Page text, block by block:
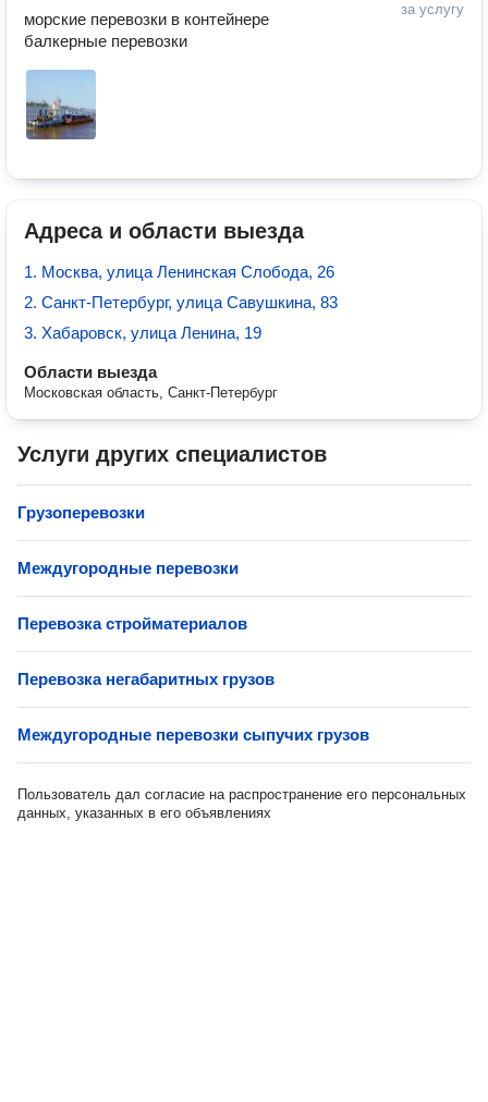
за услугу
морские перевозки в контейнере
балкерные перевозки
Адреса и области выезда
1. Москва, улица Ленинская Слобода, 26
2. Санкт-Петербург, улица Савушкина, 83
3. Хабаровск, улица Ленина, 19
Области выезда
Московская область, Санкт-Петербург
Услуги других специалистов
Грузоперевозки
Междугородные перевозки
Перевозка стройматериалов
Перевозка негабаритных грузов
Междугородные перевозки сыпучих грузов
Пользователь дал согласие на распространение его персональных
данных, указанных в его объявлениях